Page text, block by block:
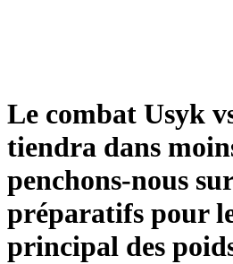
Le combat Usyk
tiendra dans
penchons-nous
préparatifs pour
principal des